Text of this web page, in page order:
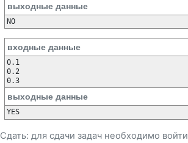
выходные данные
NO
входные данные
0.1
0.2
выходные данные
YES
Сдать: для сдачи задач необходимо войти